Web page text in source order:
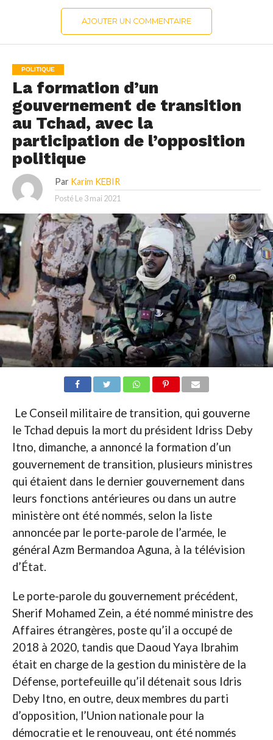
AJOUTER UN COMMENTAIRE
POLITIQUE
La formation d’un
gouvernement de transition
au Tchad, avec la
participation de l’opposition
politique
Par Karim KEBIR
Posté Le 3 mai 2021
Le Conseil militaire de transition, qui gouverne
le Tchad depuis la mort du président Idriss Deby
Itno, dimanche, a annoncé la formation d’un
gouvernement de transition, plusieurs ministres
qui étaient dans le dernier gouvernement dans
leurs fonctions antérieures ou dans un autre
ministère ont été nommés, selon la liste
annoncée par le porte-parole de l’armée, le
général Azm Bermandoa Aguna, à la télévision
d’État.
Le porte-parole du gouvernement précédent,
Sherif Mohamed Zein, a été nommé ministre des
Affaires étrangères, poste qu’il a occupé de
2018 à 2020, tandis que Daoud Yaya Ibrahim
était en charge de la gestion du ministère de la
Défense, portefeuille qu’il détenait sous Idris
Deby Itno, en outre, deux membres du parti
d’opposition, l’Union nationale pour la
démocratie et le renouveau, ont été nommés